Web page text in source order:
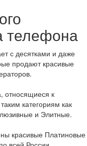
телефона
с десятками и даже
продают красивые
относящиеся к
категориям как
и Элитные.
красивые Платиновые